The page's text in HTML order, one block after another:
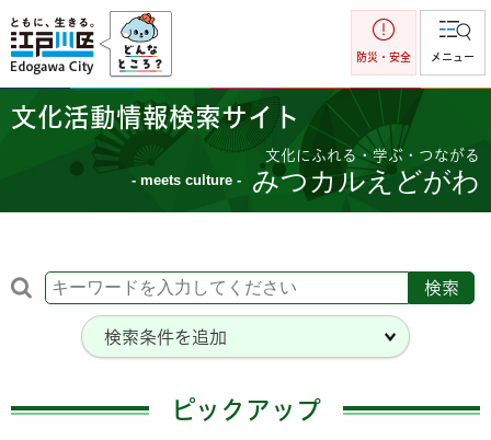
江戸川区
防災・安全 メニュー
文化活動情報検索サイト
文化にふれる・学ぶ・つながる
- meets culture - みつカルえどがわ
検索条件を追加
ピックアップ